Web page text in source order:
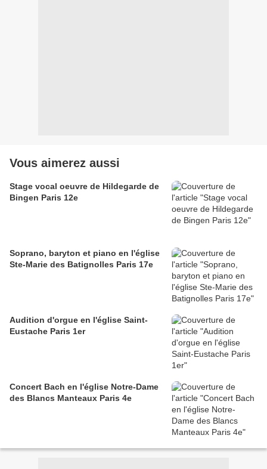
Vous aimerez aussi
Stage vocal oeuvre de Hildegarde de
Bingen Paris 12e
Soprano, baryton et piano en l'église
Ste-Marie des Batignolles Paris 17e
Audition d'orgue en l'église Saint-
Eustache Paris 1er
Concert Bach en l'église Notre-Dame
des Blancs Manteaux Paris 4e